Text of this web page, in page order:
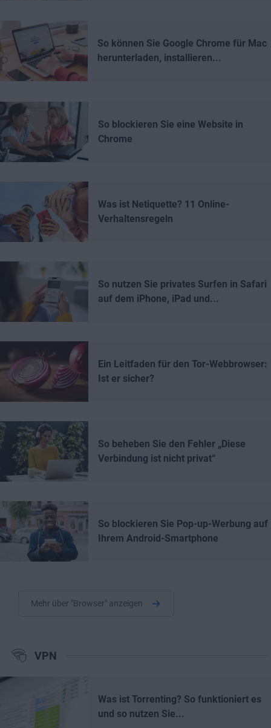
So können Sie Google Chrome für Mac
herunterladen, installieren...
So blockieren Sie eine Website in
Chrome
Was ist Netiquette? 11 Online-
Verhaltensregeln
So nutzen Sie privates Surfen in Safari
auf dem iPhone, iPad und...
Ein Leitfaden für den Tor-Webbrowser:
Ist er sicher?
So beheben Sie den Fehler „Diese
Verbindung ist nicht privat“
So blockieren Sie Pop-up-Werbung auf
Ihrem Android-Smartphone
Mehr über "Browser" anzeigen
VPN
Was ist Torrenting? So funktioniert es
und so nutzen Sie...